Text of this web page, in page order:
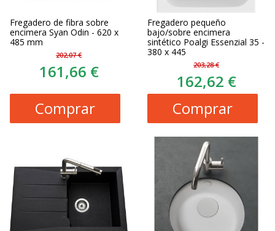
Fregadero de fibra sobre
encimera Syan Odin - 620 x
485 mm
202,07 €
161,66 €
Comprar
Fregadero pequeño
bajo/sobre encimera
sintético Poalgi Essenzial 35 -
380 x 445
203,28 €
162,62 €
Comprar